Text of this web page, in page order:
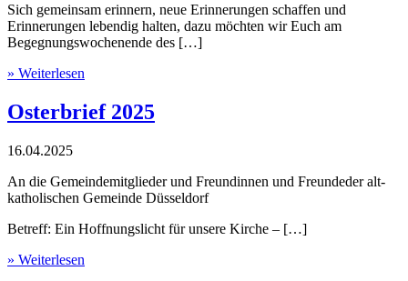
Sich gemeinsam erinnern, neue Erinnerungen schaffen und
Erinnerungen lebendig halten, dazu möchten wir Euch am
Begegnungswochenende des […]
» Weiterlesen
Osterbrief 2025
16.04.2025
An die Gemeindemitglieder und Freundinnen und Freundeder alt-
katholischen Gemeinde Düsseldorf
Betreff: Ein Hoffnungslicht für unsere Kirche – […]
» Weiterlesen